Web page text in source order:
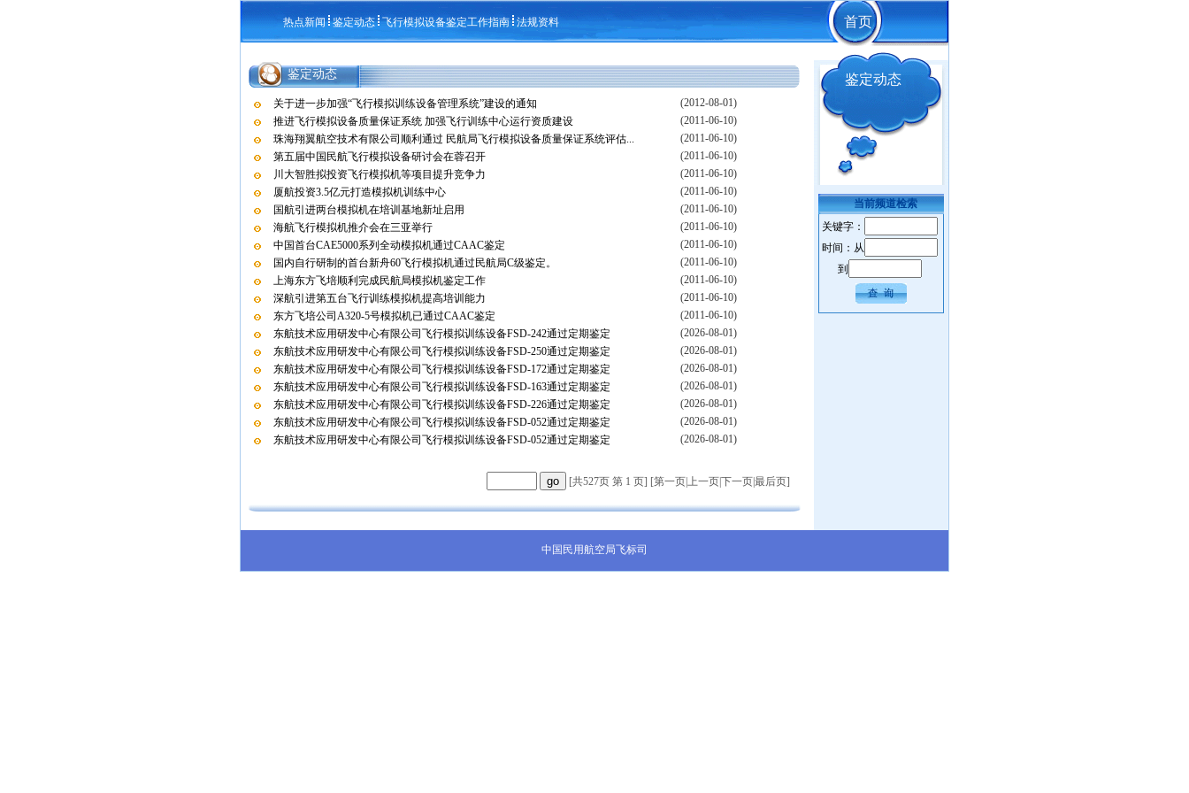
热点新闻 鉴定动态 飞行模拟设备鉴定工作指南 法规资料 首页
鉴定动态
关于进一步加强“飞行模拟训练设备管理系统”建设的通知
(2012-08-01)
推进飞行模拟设备质量保证系统 加强飞行训练中心运行资质建设
(2011-06-10)
珠海翔翼航空技术有限公司顺利通过 民航局飞行模拟设备质量保证系统评估...
(2011-06-10)
第五届中国民航飞行模拟设备研讨会在蓉召开
(2011-06-10)
川大智胜拟投资飞行模拟机等项目提升竞争力
(2011-06-10)
厦航投资3.5亿元打造模拟机训练中心
(2011-06-10)
国航引进两台模拟机在培训基地新址启用
(2011-06-10)
海航飞行模拟机推介会在三亚举行
(2011-06-10)
中国首台CAE5000系列全动模拟机通过CAAC鉴定
(2011-06-10)
国内自行研制的首台新舟60飞行模拟机通过民航局C级鉴定。
(2011-06-10)
上海东方飞培顺利完成民航局模拟机鉴定工作
(2011-06-10)
深航引进第五台飞行训练模拟机提高培训能力
(2011-06-10)
东方飞培公司A320-5号模拟机已通过CAAC鉴定
(2011-06-10)
东航技术应用研发中心有限公司飞行模拟训练设备FSD-242通过定期鉴定
(2026-08-01)
东航技术应用研发中心有限公司飞行模拟训练设备FSD-250通过定期鉴定
(2026-08-01)
东航技术应用研发中心有限公司飞行模拟训练设备FSD-172通过定期鉴定
(2026-08-01)
东航技术应用研发中心有限公司飞行模拟训练设备FSD-163通过定期鉴定
(2026-08-01)
东航技术应用研发中心有限公司飞行模拟训练设备FSD-226通过定期鉴定
(2026-08-01)
东航技术应用研发中心有限公司飞行模拟训练设备FSD-052通过定期鉴定
(2026-08-01)
东航技术应用研发中心有限公司飞行模拟训练设备FSD-052通过定期鉴定
(2026-08-01)
[共527页 第 1 页] [第一页上一页下一页最后页]
鉴定动态
当前频道检索
关键字：
时间：从
到
中国民用航空局飞标司